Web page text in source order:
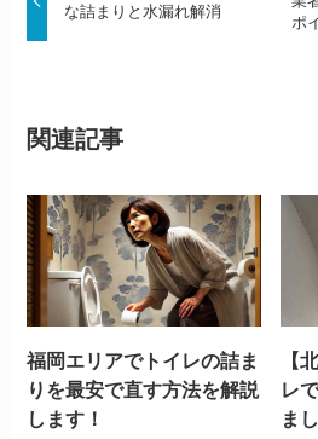
な詰まりと水漏れ解消
ポ
関連記事
福岡エリアでトイレの詰ま
りを最安で直す方法を解説
します！
【
レ
ま